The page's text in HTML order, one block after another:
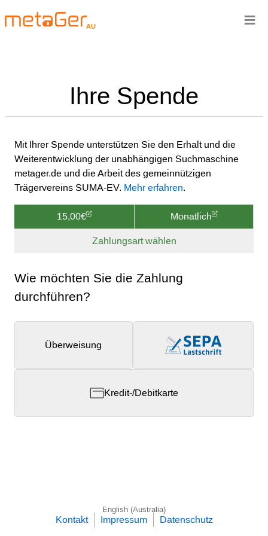
AU
Ihre Spende
Mit Ihrer Spende unterstützen Sie den Erhalt und die
Weiterentwicklung der unabhängigen Suchmaschine
metager.de und die Arbeit des gemeinnützigen
Trägervereins SUMA-EV. Mehr erfahren.
15,00€ Monatlich
Zahlungsart wählen
Wie möchten Sie die Zahlung
durchführen?
Überweisung
Kredit-/Debitkarte
≡
English (Australia)
Kontakt Impressum Datenschutz